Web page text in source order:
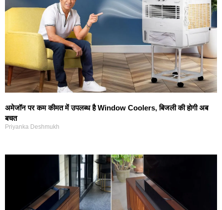
अमेजॉन पर कम कीमत में उपलब्ध है Window Coolers, बिजली की होगी अब
बचत
Priyanka Deshmukh